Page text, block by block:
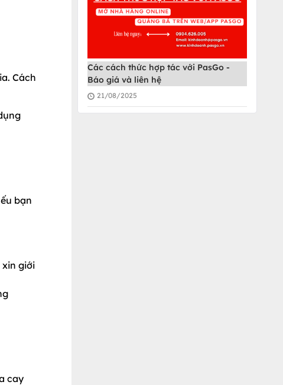
Cách
bạn
xin giới
cay
Các cách thức hợp tác với PasGo -
Báo giá và liên hệ
21/08/2025